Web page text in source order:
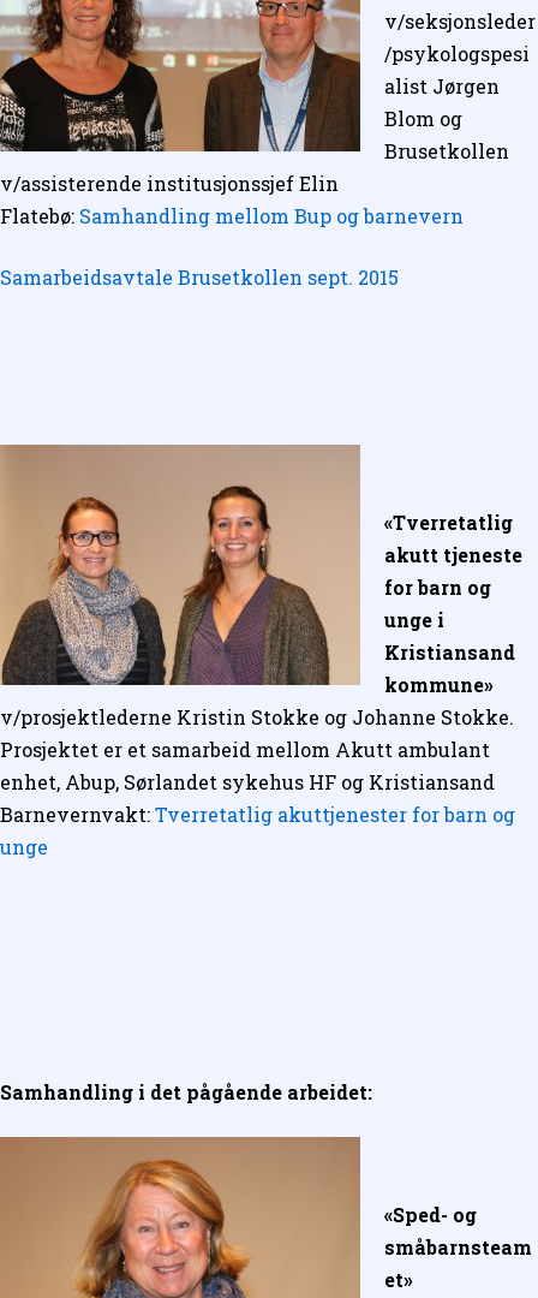
v/seksjonsleder
/psykologspesi
alist Jørgen
Blom og
Brusetkollen
v/assisterende institusjonssjef Elin
Flatebø: Samhandling mellom Bup og barnevern
Samarbeidsavtale Brusetkollen sept. 2015
«Tverretatlig
akutt tjeneste
for barn og
unge i
Kristiansand
kommune»
v/prosjektlederne Kristin Stokke og Johanne Stokke.
Prosjektet er et samarbeid mellom Akutt ambulant
enhet, Abup, Sørlandet sykehus HF og Kristiansand
Barnevernvakt:Tverretatlig akuttjenester for barn og
unge
Samhandling i det pågående arbeidet:
«Sped- og
småbarnsteam
et»